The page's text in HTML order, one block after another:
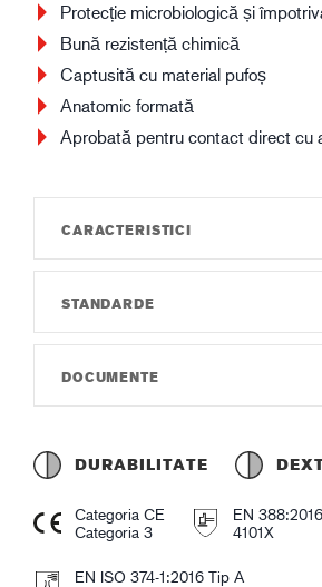
Protecție microbiologică și
Bună rezistență chimică
Captusită cu material pufoș
Anatomic formată
Aprobată pentru contact direct cu
CARACTERISTICI
Durabilitate
4
Dexteritate
4
Lungimea totală (cm)
33
Grosime mănușă (mm)
STANDARDE
4101X
AJKLMNOPT
EN ISO 374-5:2016
VIRUS
DOCUMENTE
Instruction of use GUIDE 4038.pdf
Declarație de conformitate
Declaration of Conformity GUIDE
Fișe produs
DURABILITATE
Categoria CE
Categoria 3
EN 388:2016
4101X
EN ISO 374-1:2016 Tip A